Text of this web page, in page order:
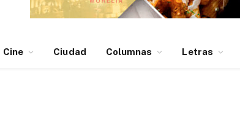
Cine Ciudad Columnas Letras